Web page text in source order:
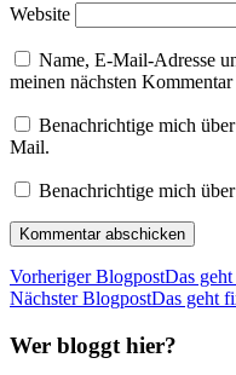
Website
Name, E-Mail-Adresse
meinen nächsten Kommentar
Benachrichtige mich
Mail.
Benachrichtige mich
Vorheriger BlogpostDas
Nächster BlogpostDas geht
Wer bloggt hier?